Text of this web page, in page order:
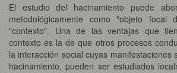
El estudio del hacinamiento puede
metodológicamente como "objeto focal
"contexto". Una de las ventajas que
contexto es la de que otros procesos
la interacción social cuyas manifestaciones
hacinamiento, pueden ser estudiados